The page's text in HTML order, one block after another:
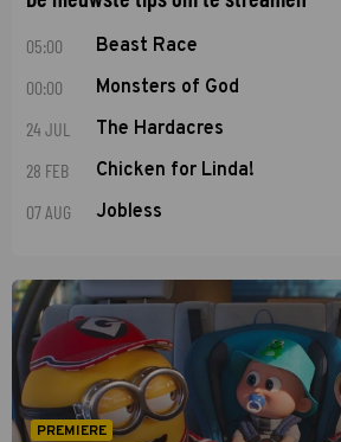
05:00 Beast Race
00:00 Monsters of God
24 JUL The Hardacres
28 FEB Chicken for Linda!
07 AUG Jobless
PREMIERE